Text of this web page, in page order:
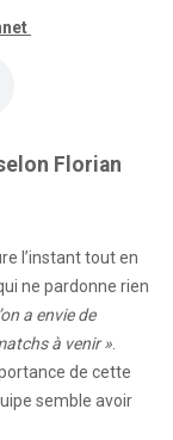
Florian
l’instant tout en
ne pardonne rien
a envie de
à venir »
de cette
semble avoir